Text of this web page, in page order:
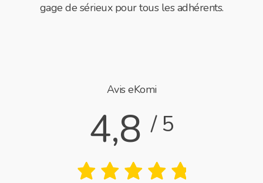
gage de sérieux pour tous les adhérents.
Avis eKomi
4,8/ 5